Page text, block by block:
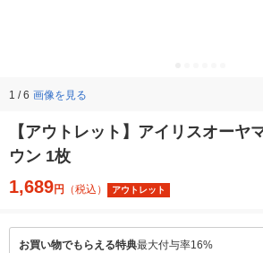
1 / 6 画像を見る
【アウトレット】アイリスオーヤ
ウン 1枚
1,689円 （税込） アウトレット
お買い物でもらえる特典最大付与率16%